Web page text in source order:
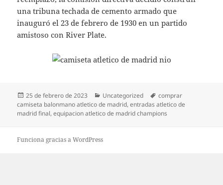
una tribuna techada de cemento armado que
inauguró el 23 de febrero de 1930 en un partido
amistoso con River Plate.
Publicado
el
25 de febrero de 2023 Categorías
Uncategorized Etiquetas
comprar
camiseta balonmano atletico de madrid,entradas atletico de
madrid final,equipacion atletico de madrid champions
Funciona gracias a WordPress